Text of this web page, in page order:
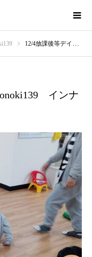
12/4放課後等デイサービスkonoki139 インナーユニットを鍛えよう
インナ